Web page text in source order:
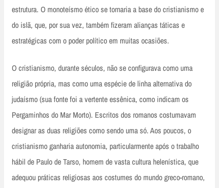
estrutura. O monoteísmo ético se tornaria a base do cristianismo e
do islã, que, por sua vez, também fizeram alianças táticas e
estratégicas com o poder político em muitas ocasiões.
O cristianismo, durante séculos, não se configurava como uma
religião própria, mas como uma espécie de linha alternativa do
judaísmo (sua fonte foi a vertente essênica, como indicam os
Pergaminhos do Mar Morto). Escritos dos romanos costumavam
designar as duas religiões como sendo uma só. Aos poucos, o
cristianismo ganharia autonomia, particularmente após o trabalho
hábil de Paulo de Tarso, homem de vasta cultura helenística, que
adequou práticas religiosas aos costumes do mundo greco-romano,